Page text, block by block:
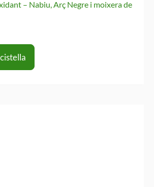
– Nabiu, Arç Negre i moixera de